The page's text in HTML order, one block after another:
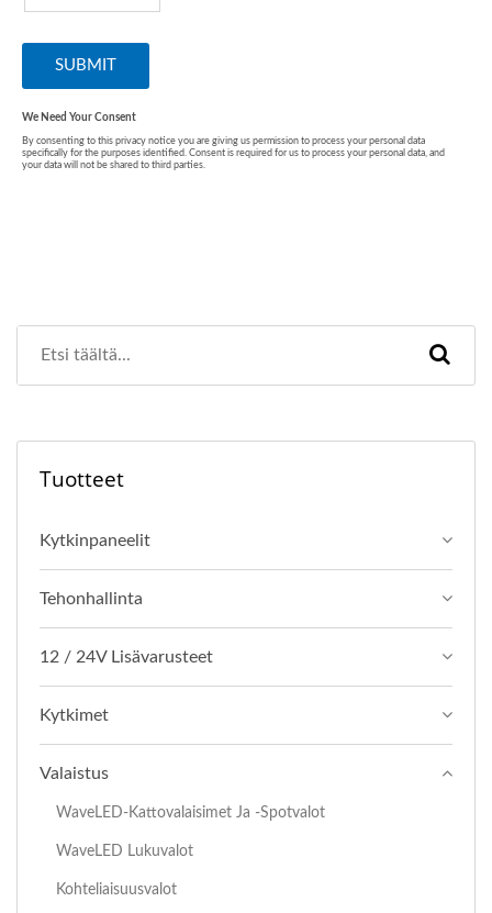
Tuotteet
Kytkinpaneelit
Tehonhallinta
12 / 24V Lisävarusteet
Kytkimet
Valaistus
WaveLED-Kattovalaisimet Ja -spotvalot
WaveLED Lukuvalot
Kohteliaisuusvalot